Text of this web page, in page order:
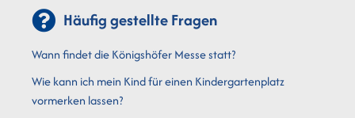
Häufig gestellte Fragen
Wann findet die Königshöfer Messe statt?
Wie kann ich mein Kind für einen Kindergartenplatz
vormerken lassen?